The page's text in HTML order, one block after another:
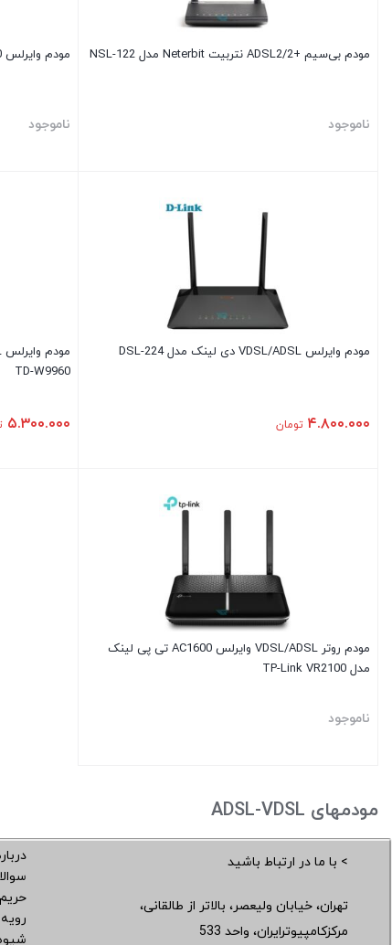
مودم بی‌سیم +ADSL2/2 نتربیت Neterbit مدل NSL-122
ناموجود
مودم وایرلس ADSL N300 دی لینک مدل D-link DSL-124
ناموجود
مودم وایرلس VDSL/ADSL دی لینک مدل DSL-224
۴.۸۰۰.۰۰۰ تومان
TD-W9960
۵.۳۰۰.۰۰۰
مودم روتر VDSL/ADSL وایرلس AC1600 تی پی لینک
مدل TP-Link VR2100
ناموجود
مودمهای ADSL-VDSL
> با ما در ارتباط باشید
تهران، خیابان ولیعصر، بالاتر از طالقانی،
مرکزکامپیوترایران، واحد 533